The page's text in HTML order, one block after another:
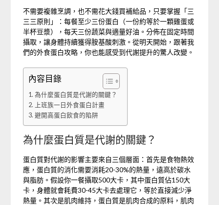
不需要複雜烹調，也不需花大錢買補給品，只要掌握「三
三三原則」：每餐至少三份蛋白（一份約等於一顆雞蛋或
半杯豆漿），每天三份蔬菜與適量好油。分佈在固定時間
攝取，讓身體持續獲得胺基酸刺激。從明天開始，跟著我
們的外食蛋白攻略，你也能感受到代謝提升的驚人改變。
內容目錄
為什麼蛋白質是代謝的關鍵？
上班族一日外食蛋白計畫
避開高蛋白飲食的陷阱
為什麼蛋白質是代謝的關鍵？
蛋白質對代謝的影響主要來自三個層面：首先是食物熱效
應，蛋白質的消化需要消耗20-30%的熱量，遠高於碳水
與脂肪。假設你一餐攝取500大卡，其中蛋白質佔150大
卡，身體就會耗費30-45大卡去處理它，等於直接減少淨
熱量。其次是肌肉維持，蛋白質是肌肉合成的原料，肌肉